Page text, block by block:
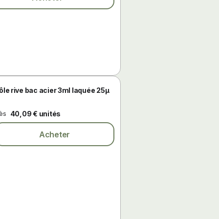
rive bac acier 3ml laquée 25µ
40,09 € unités
Acheter